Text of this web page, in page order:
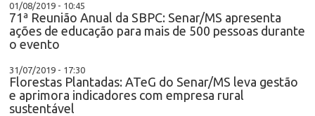
01/08/2019 - 10:45
71ª Reunião Anual da SBPC: Senar/MS apresenta
ações de educação para mais de 500 pessoas durante
o evento
31/07/2019 - 17:30
Florestas Plantadas: ATeG do Senar/MS leva gestão
e aprimora indicadores com empresa rural
sustentável